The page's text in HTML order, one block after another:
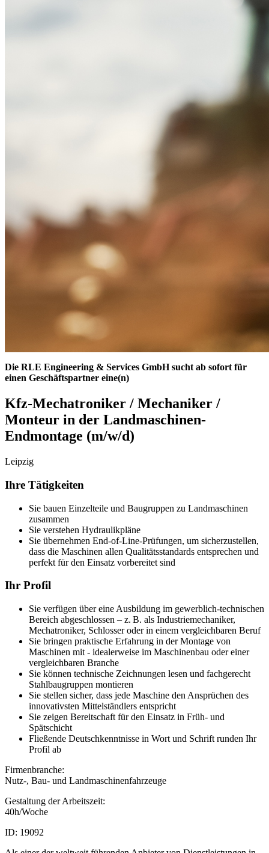
Die RLE Engineering & Services GmbH sucht ab sofort für
einen Geschäftspartner eine(n)
Kfz-Mechatroniker / Mechaniker /
Monteur in der Landmaschinen-
Endmontage (m/w/d)
Leipzig
Ihre Tätigkeiten
Sie bauen Einzelteile und Baugruppen zu Landmaschinen
zusammen
Sie verstehen Hydraulikpläne
Sie übernehmen End-of-Line-Prüfungen, um sicherzustellen,
dass die Maschinen allen Qualitätsstandards entsprechen und
perfekt für den Einsatz vorbereitet sind
Ihr Profil
Sie verfügen über eine Ausbildung im gewerblich-technischen
Bereich abgeschlossen – z. B. als Industriemechaniker,
Mechatroniker, Schlosser oder in einem vergleichbaren Beruf
Sie bringen praktische Erfahrung in der Montage von
Maschinen mit - idealerweise im Maschinenbau oder einer
vergleichbaren Branche
Sie können technische Zeichnungen lesen und fachgerecht
Stahlbaugruppen montieren
Sie stellen sicher, dass jede Maschine den Ansprüchen des
innovativsten Mittelständlers entspricht
Sie zeigen Bereitschaft für den Einsatz in Früh- und
Spätschicht
Fließende Deutschkenntnisse in Wort und Schrift runden Ihr
Profil ab
Firmenbranche:
Nutz-, Bau- und Landmaschinenfahrzeuge
Gestaltung der Arbeitszeit:
40h/Woche
ID: 19092